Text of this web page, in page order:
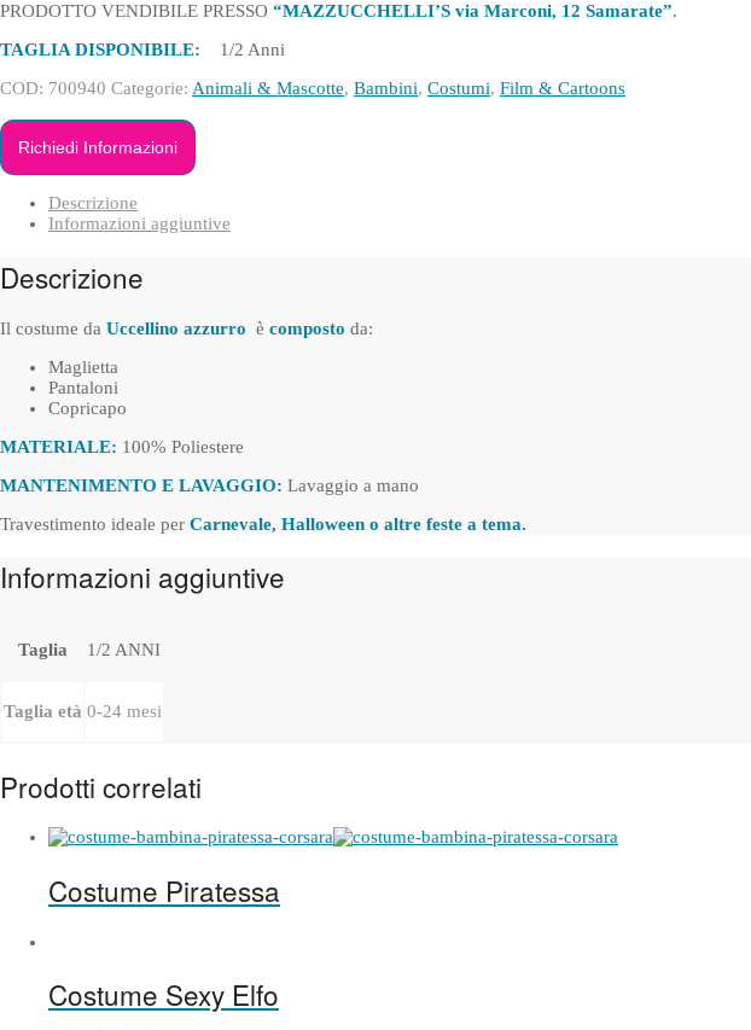
PRODOTTO VENDIBILE PRESSO “MAZZUCCHELLI’S via Marconi, 12 Samarate”.
TAGLIA DISPONIBILE: 1/2 Anni
COD: 700940 Categorie: Animali & Mascotte, Bambini, Costumi, Film & Cartoons
Richiedi Informazioni
Descrizione
Informazioni aggiuntive
Descrizione
Il costume da Uccellino azzurro è composto da:
Maglietta
Pantaloni
Copricapo
MATERIALE: 100% Poliestere
MANTENIMENTO E LAVAGGIO: Lavaggio a mano
Travestimento ideale per Carnevale, Halloween o altre feste a tema.
Informazioni aggiuntive
Taglia 1/2 ANNI
Taglia età 0-24 mesi
Prodotti correlati
Costume Piratessa
Costume Sexy Elfo